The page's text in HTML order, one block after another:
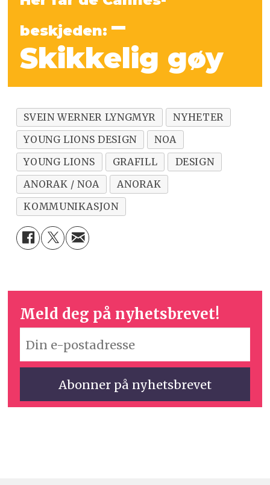
beskjeden:–
Skikkelig gøy
SVEIN WERNER LYNGMYR
NYHETER
YOUNG LIONS DESIGN
NOA
YOUNG LIONS
GRAFILL
DESIGN
ANORAK / NOA
ANORAK
KOMMUNIKASJON
Meld deg på nyhetsbrevet!